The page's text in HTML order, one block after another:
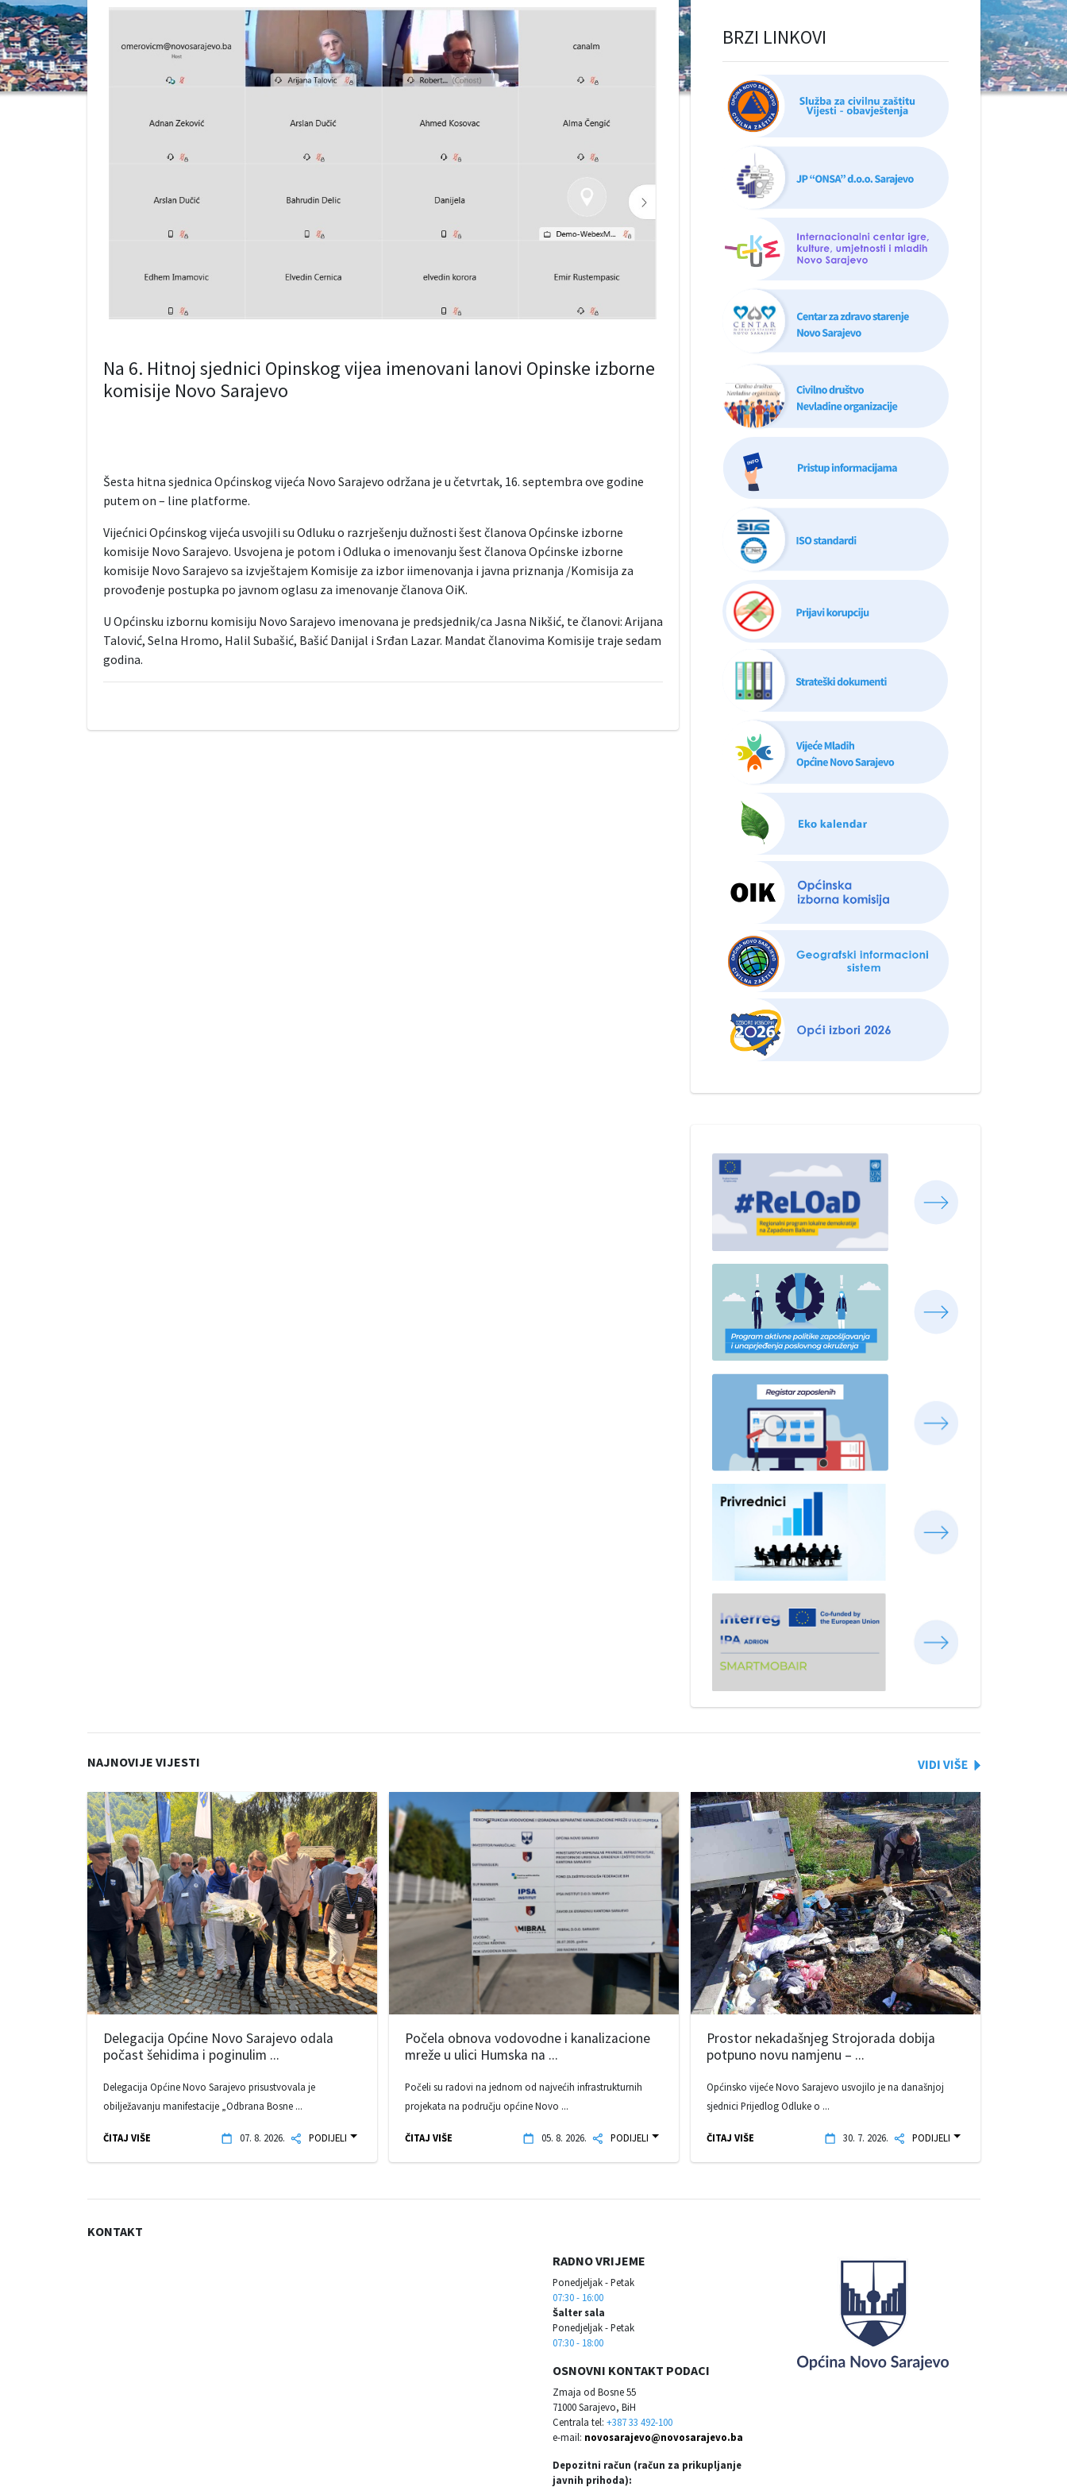
Na 6. Hitnoj sjednici Opinskog vijea imenovani lanovi Opinske izborne
komisije Novo Sarajevo
Šesta hitna sjednica Općinskog vijeća Novo Sarajevo održana je u četvrtak, 16. septembra ove godine
putem on – line platforme.
Vijećnici Općinskog vijeća usvojili su Odluku o razrješenju dužnosti šest članova Općinske izborne
komisije Novo Sarajevo. Usvojena je potom i Odluka o imenovanju šest članova Općinske izborne
komisije Novo Sarajevo sa izvještajem Komisije za izbor iimenovanja i javna priznanja /Komisija za
provođenje postupka po javnom oglasu za imenovanje članova OiK.
U Općinsku izbornu komisiju Novo Sarajevo imenovana je predsjednik/ca Jasna Nikšić, te članovi: Arijana
Talović, Selna Hromo, Halil Subašić, Bašić Danijal i Srđan Lazar. Mandat članovima Komisije traje sedam
godina.
BRZI LINKOVI
NAJNOVIJE VIJESTI
Delegacija Općine Novo Sarajevo odala
počast šehidima i poginulim ...
Delegacija Općine Novo Sarajevo prisustvovala je
obilježavanju manifestacije „Odbrana Bosne ...
ČITAJ VIŠE 07. 8. 2026. PODIJELI
Počela obnova vodovodne i kanalizacione
mreže u ulici Humska na ...
Počeli su radovi na jednom od najvećih infrastrukturnih
projekata na području općine Novo ...
ČITAJ VIŠE 05. 8. 2026. PODIJELI
Prostor nekadašnjeg Strojorada dobija
potpuno novu namjenu – ...
Općinsko vijeće Novo Sarajevo usvojilo je na današnjoj
sjednici Prijedlog Odluke o ...
ČITAJ VIŠE 30. 7. 2026. PODIJELI
KONTAKT
RADNO VRIJEME
Ponedjeljak - Petak
07:30 - 16:00
Šalter sala
Ponedjeljak - Petak
07:30 - 18:00
OSNOVNI KONTAKT PODACI
Zmaja od Bosne 55
71000 Sarajevo, BiH
Centrala tel: +387 33 492-100
e-mail: novosarajevo@novosarajevo.ba
Depozitni račun (račun za prikupljanje
javnih prihoda):